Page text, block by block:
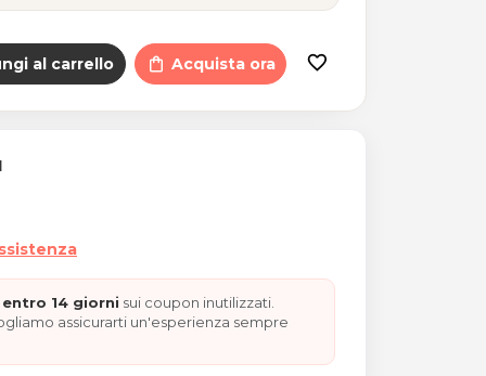
Personalizzato
al carrello shopping_bag Acquista ora favorite_border
14 giorni sui coupon inutilizzati.
assicurarti un'esperienza sempre